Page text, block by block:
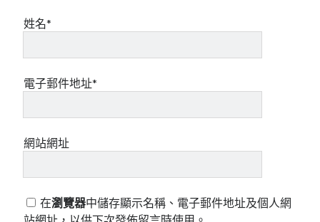
姓名*
電子郵件地址*
網站網址
在瀏覽器中儲存顯示名稱、電子郵件地址及個人網